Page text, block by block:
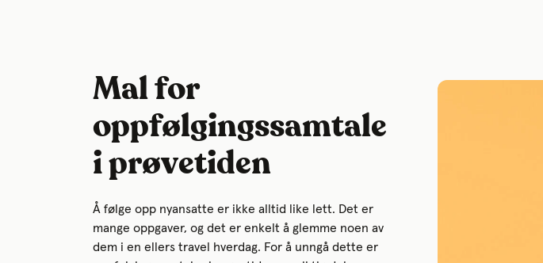
Mal for
oppfølgingssamtale
i prøvetiden
Å følge opp nyansatte er ikke alltid like lett. Det er
mange oppgaver, og det er enkelt å glemme noen av
dem i en ellers travel hverdag. For å unngå dette er